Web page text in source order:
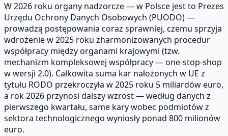
W 2026 roku organy nadzorcze — w Polsce jest to Prezes
Urzędu Ochrony Danych Osobowych (PUODO) —
prowadzą postępowania coraz sprawniej, czemu sprzyja
wdrożenie w 2025 roku zharmonizowanych procedur
współpracy między organami krajowymi (tzw.
mechanizm kompleksowej współpracy — one-stop-shop
w wersji 2.0). Całkowita suma kar nałożonych w UE z
tytułu RODO przekroczyła w 2025 roku 5 miliardów euro,
a rok 2026 przynosi dalszy wzrost — według danych z
pierwszego kwartału, same kary wobec podmiotów z
sektora technologicznego wyniosły ponad 800 milionów
euro.